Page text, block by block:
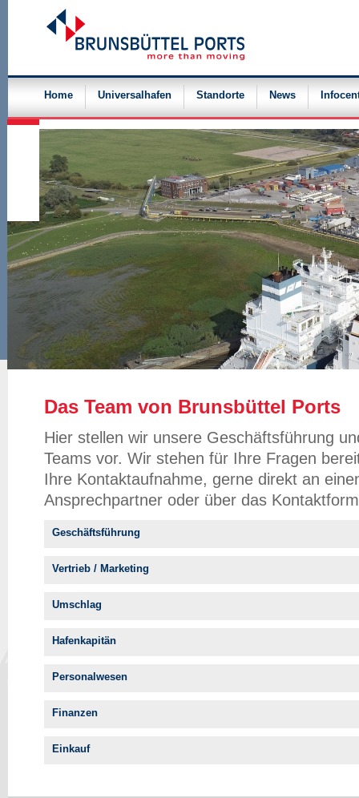
Navigation
überspringen
Home Universalhafen Standorte News
Das Team von Brunsbüttel Ports
Hier stellen wir unsere Geschäftsführung
Teams vor. Wir stehen für Ihre Fragen
Ihre Kontaktaufnahme, gerne direkt an
Ansprechpartner oder über das
Geschäftsführung
Vertrieb / Marketing
Umschlag
Hafenkapitän
Personalwesen
Finanzen
Einkauf